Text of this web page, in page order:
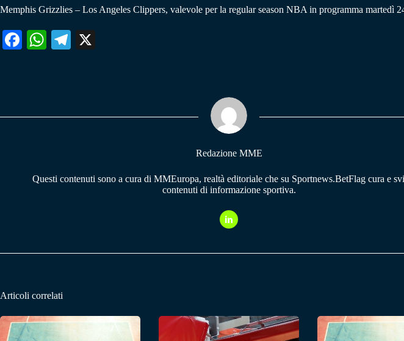
Memphis Grizzlies – Los Angeles Clippers, valevole per la regular season NBA in programma martedì
Fa W
pp
Te
m
Redazione MME
Questi contenuti sono a cura di MMEuropa, realtà editoriale che su Sportnews.BetFlag cura e
contenuti di informazione sportiva.
Articoli correlati